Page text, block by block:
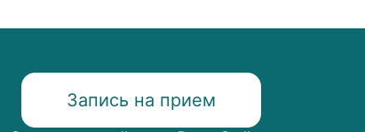
Запись на прием